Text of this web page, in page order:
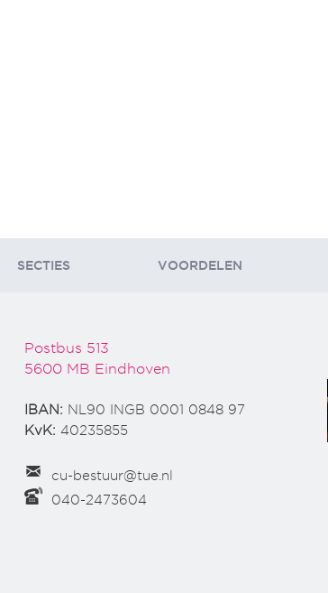
SECTIES VOORDELEN
Postbus 513
5600 MB Eindhoven
IBAN: NL90 INGB 0001 0848 97
KvK: 40235855
cu-bestuur@tue.nl
040-2473604